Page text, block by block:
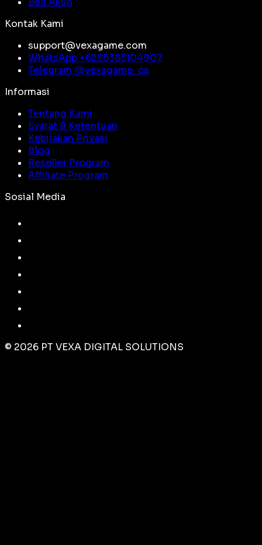
Kontak Kami
support@vexagame.com
WhatsApp +6285385104907
Telegram @vexagame_cs
Informasi
Tentang Kami
Syarat & Ketentuan
Kebijakan Privasi
Blog
Reseller Program
Affiliate Program
Sosial Media
© 2026 PT VEXA DIGITAL SOLUTIONS